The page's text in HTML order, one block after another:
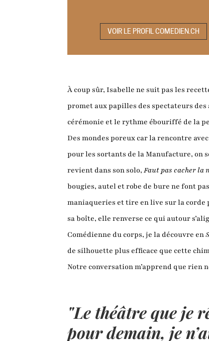
VOIR LE PROFIL COMEDIEN.CH
À coup sûr, Isabelle ne suit pas les
promet aux papilles des spectateurs des
cérémonie et le rythme ébouriffé de la
Des mondes poreux car la rencontre
pour les sortants de la Manufacture, on
revient dans son solo,Faut pas cacher la
bougies, autel et robe de bure ne font
maniaqueries et tire en live sur la
sa boîte, elle renverse ce qui autour
Comédienne du corps, je la découvre en
de silhouette plus efficace que cette
Notre conversation m’apprend que rien
"Le théâtre que je
pour demain, je